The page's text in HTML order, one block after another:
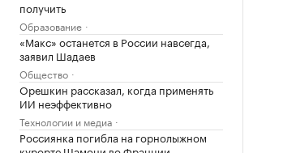
получить
Образование
«Макс» останется в России навсегда,
заявил Шадаев
Общество
Орешкин рассказал, когда применять
ИИ неэффективно
Технологии и медиа
Россиянка погибла на горнолыжном